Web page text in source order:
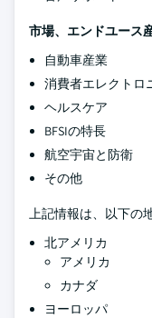
市場、エンドユース
自動車産業
消費者エレクトロ
ヘルスケア
BFSIの特長
航空宇宙と防衛
その他
上記情報は、以下の
北アメリカ
アメリカ
カナダ
ヨーロッパ